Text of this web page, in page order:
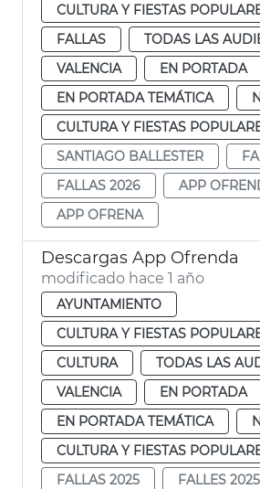
CULTURA Y FIESTAS
FALLAS
TODAS LAS
VALENCIA
EN PORTADA
EN PORTADA TEMÁTICA
CULTURA Y FIESTAS
SANTIAGO BALLESTER
FALLAS 2026
APP
APP OFRENA
Descargas App Ofrenda
modificado hace 1 año
AYUNTAMIENTO
CULTURA Y FIESTAS
CULTURA
TODAS LAS
VALENCIA
EN PORTADA
EN PORTADA TEMÁTICA
CULTURA Y FIESTAS
FALLAS 2025
FALLES 2025